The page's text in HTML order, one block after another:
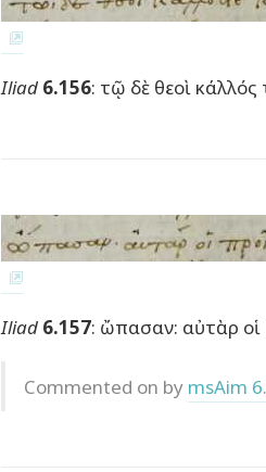
Iliad 6.156: τῷ δὲ θεοὶ κάλλός
Iliad 6.157: ὤπασαν: αὐτὰρ οἱ
Commented on by msAim